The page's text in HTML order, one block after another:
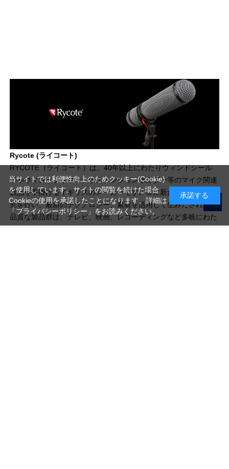
Rycote (ライコート)
RYCOTE（ライコート）は、40年以上にわたりウィンドシール
ドやウィンドジャマー、サスペンションホルダー等のマイク関連
製品を手掛けるイギリスのメーカーです。常に新たな製造法の研
究を行い、最新のテクノロジー、素材を活用して生みだされる高
品質な製品群は、テレビ、映画、レコーディングなど多岐にわた
当サイトでは利便性向上のためクッキー(Cookie)
を使用しています。サイトの閲覧を続けた場合
Cookieの使用を承諾したことになります。詳細は
「プライバシーポリシー」 をお読みください。
承諾する